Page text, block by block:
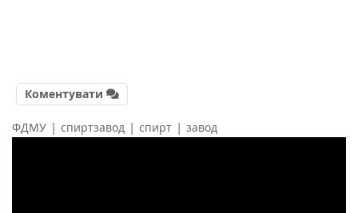
Коментувати
ФДМУ | спиртзавод | спирт | завод